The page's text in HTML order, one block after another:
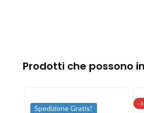
Prodotti che possono
Spedizione Gratis!
-